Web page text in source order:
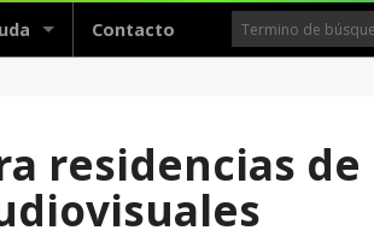
Contacto
residencias de